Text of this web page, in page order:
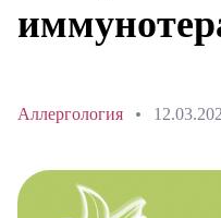
Аллергология